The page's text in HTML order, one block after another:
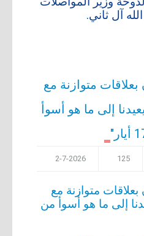
آل ثاني.
متوازنة مع
إلى ما هو أسوأ
2-7-2026 125